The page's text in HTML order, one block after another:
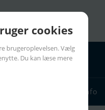
Sejlerinfo
cookies
brugeroplevelsen. Vælg
Du kan læse mere